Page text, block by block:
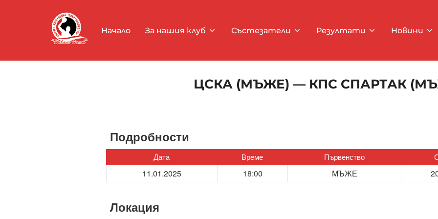
Начало За нашия клуб Състезатели Резултати Новини
ЦСКА (МЪЖЕ) — КПС СПАРТАК
Подробности
Дата Време Първенство
11.01.2025 18:00 МЪЖЕ
Локация